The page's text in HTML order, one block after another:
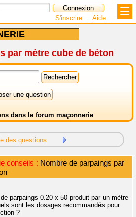
S'inscrire Aide
par mètre cube de béton
dans le forum maçonnerie
des questions
conseils : Nombre de parpaings par
parpaings 0.20 x 50 produit par un mètre
sont les dosages recommandés pour
?